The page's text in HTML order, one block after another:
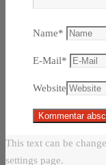
Name*
E-Mail*
Website
This text can be
settings page.